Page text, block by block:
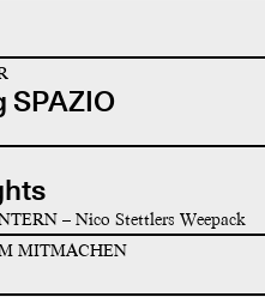
SPAZIO
– Nico Stettlers Weepack
MITMACHEN